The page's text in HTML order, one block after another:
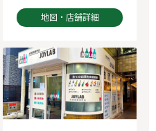
地図・店舗詳細